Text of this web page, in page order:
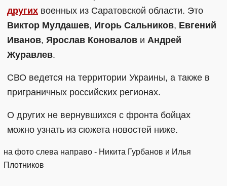
других военных из Саратовской области. Это
Виктор Мулдашев, Игорь Сальников, Евгений
Иванов, Ярослав Коновалов и Андрей
Журавлев.
СВО ведется на территории Украины, а также в
приграничных российских регионах.
О других не вернувшихся с фронта бойцах
можно узнать из сюжета новостей ниже.
на фото слева направо - Никита Гурбанов и Илья
Плотников